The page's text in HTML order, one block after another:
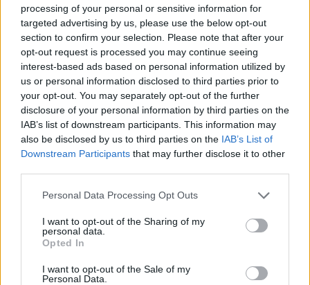
processing of your personal or sensitive information for
targeted advertising by us, please use the below opt-out
section to confirm your selection. Please note that after your
opt-out request is processed you may continue seeing
interest-based ads based on personal information utilized by
us or personal information disclosed to third parties prior to
your opt-out. You may separately opt-out of the further
disclosure of your personal information by third parties on the
IAB’s list of downstream participants. This information may
also be disclosed by us to third parties on the IAB’s List of
Downstream Participants that may further disclose it to other
Please note that this website/app uses one or more Google
not limited to your visit or usage behaviour. You may click to
grant or deny consent to Google and its third-party tags to
use your data for below specified purposes in below Google
consent section.
Personal Data Processing Opt Outs
I want to opt-out of the Sharing of my
personal data.
Opted In
I want to opt-out of the Sale of my
Personal Data.
Continua a leggere
EVENTI E AGENDA